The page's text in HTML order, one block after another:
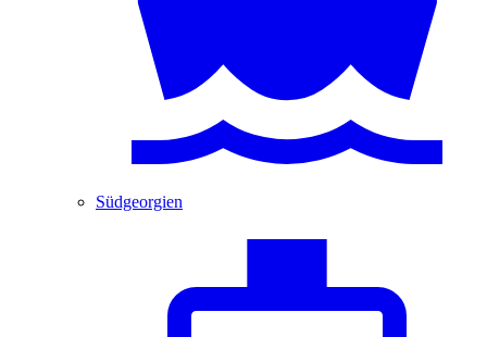
Südgeorgien